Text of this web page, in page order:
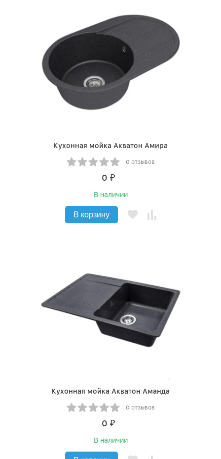
Кухонная мойка Акватон Амира
0 отзывов
0 ₽
В наличии
В корзину
Кухонная мойка Акватон Аманда
0 отзывов
0 ₽
В наличии